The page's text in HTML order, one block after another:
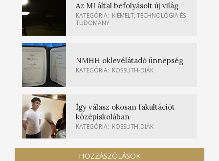
Az MI által befolyásolt új világ
KATEGÓRIA: KIEMELT, TECHNOLÓGIA ÉS
TUDOMÁNY
NMHH oklevélátadó ünnepség
KATEGÓRIA: KOSSUTH-DIÁK
Így válasz okosan fakultációt
középiskolában
KATEGÓRIA: KOSSUTH-DIÁK
HOZZÁSZÓLÁSOK